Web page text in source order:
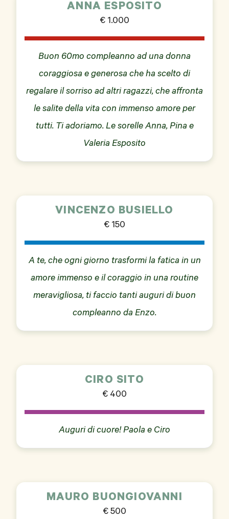
ANNA ESPOSITO
€ 1.000
Buon 60mo compleanno ad una donna
coraggiosa e generosa che ha scelto di
regalare il sorriso ad altri ragazzi, che affronta
le salite della vita con immenso amore per
tutti. Ti adoriamo. Le sorelle Anna, Pina e
Valeria Esposito
VINCENZO BUSIELLO
€ 150
A te, che ogni giorno trasformi la fatica in un
amore immenso e il coraggio in una routine
meravigliosa, ti faccio tanti auguri di buon
compleanno da Enzo.
CIRO SITO
€ 400
Auguri di cuore! Paola e Ciro
MAURO BUONGIOVANNI
€ 500